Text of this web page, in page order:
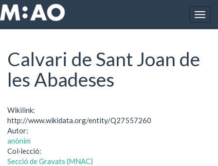
Vés al contingut
Inici Calvari de Sant Joan de les Abadeses
Calvari de Sant Joan de
les Abadeses
Wikilink:
http://www.wikidata.org/entity/Q27557260
Autor:
anònim
Col·lecció:
Secció de Gravats (MNAC)